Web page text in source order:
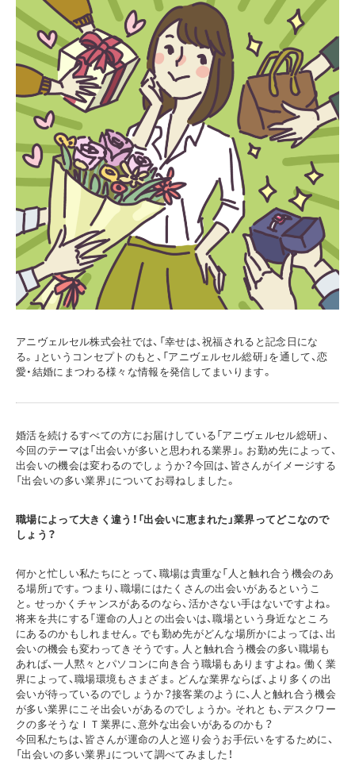
アニヴェルセル株式会社では、「幸せは、祝福されると記念日にな
る。」というコンセプトのもと、「アニヴェルセル総研」を通して、恋
愛・結婚にまつわる様々な情報を発信してまいります。
婚活を続けるすべての方にお届けしている「アニヴェルセル総研」、
今回のテーマは「出会いが多いと思われる業界」。お勤め先によって、
出会いの機会は変わるのでしょうか？今回は、皆さんがイメージする
「出会いの多い業界」についてお尋ねしました。
職場によって大きく違う！「出会いに恵まれた」業界ってどこなので
しょう？
何かと忙しい私たちにとって、職場は貴重な「人と触れ合う機会のあ
る場所」です。つまり、職場にはたくさんの出会いがあるというこ
と。せっかくチャンスがあるのなら、活かさない手はないですよね。
将来を共にする「運命の人」との出会いは、職場という身近なところ
にあるのかもしれません。でも勤め先がどんな場所かによっては、出
会いの機会も変わってきそうです。人と触れ合う機会の多い職場も
あれば、一人黙々とパソコンに向き合う職場もありますよね。働く業
界によって、職場環境もさまざま。どんな業界ならば、より多くの出
会いが待っているのでしょうか？接客業のように、人と触れ合う機会
が多い業界にこそ出会いがあるのでしょうか。それとも、デスクワー
クの多そうなＩＴ業界に、意外な出会いがあるのかも？
今回私たちは、皆さんが運命の人と巡り会うお手伝いをするために、
「出会いの多い業界」について調べてみました！